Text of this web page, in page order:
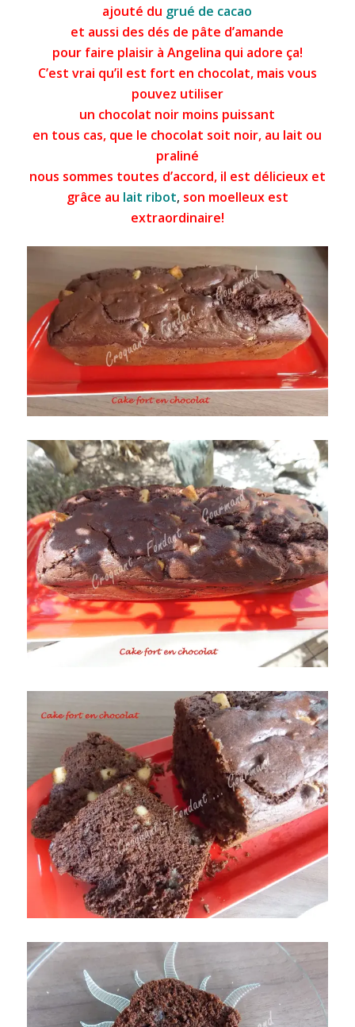
ajouté du grué de cacao
et aussi des dés de pâte d’amande
pour faire plaisir à Angelina qui adore ça!
C’est vrai qu’il est fort en chocolat, mais vous
pouvez utiliser
un chocolat noir moins puissant
en tous cas, que le chocolat soit noir, au lait ou
praliné
nous sommes toutes d’accord, il est délicieux et
grâce au lait ribot, son moelleux est
extraordinaire!